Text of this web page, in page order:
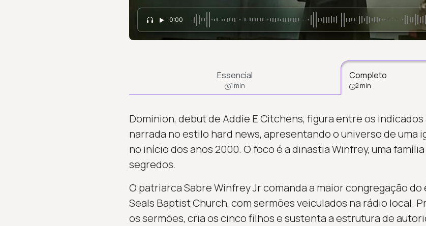
0:00
Essencial
1 min
Completo
2 min
Dominion, debut de Addie E Citchens, figura entre os indicados
narrada no estilo hard news, apresentando o universo de uma
no início dos anos 2000. O foco é a dinastia Winfrey, uma
segredos.
O patriarca Sabre Winfrey Jr comanda a maior congregação
Seals Baptist Church, com sermões veiculados na rádio local.
os sermões, cria os cinco filhos e sustenta a estrutura de